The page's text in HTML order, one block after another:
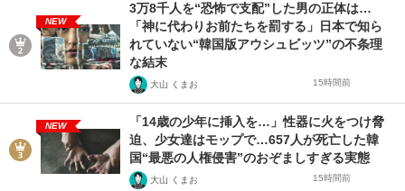
NEW
3万8千人を“恐怖で支配”した男の正体は…
「神に代わりお前たちを罰する」日本で知ら
れていない“韓国版アウシュビッツ”の不条理
な結末
大山 くまお 15時間前
NEW
「14歳の少年に挿入を…」性器に火をつけ脅
迫、少女達はモップで…657人が死亡した韓
国“最悪の人権侵害”のおぞましすぎる実態
大山 くまお 15時間前